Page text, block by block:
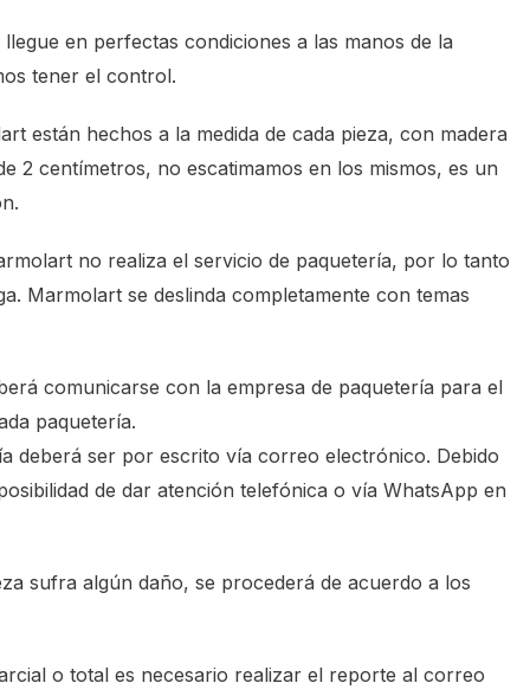
en perfectas condiciones a las manos de la
tener el control.
están hechos a la medida de cada pieza, con madera
2 centímetros, no escatimamos en los mismos, es un
no realiza el servicio de paquetería, por lo tanto
Marmolart se deslinda completamente con temas
comunicarse con la empresa de paquetería para el
paquetería.
deberá ser por escrito vía correo electrónico. Debido
de dar atención telefónica o vía WhatsApp en
sufra algún daño, se procederá de acuerdo a los
o total es necesario realizar el reporte al correo